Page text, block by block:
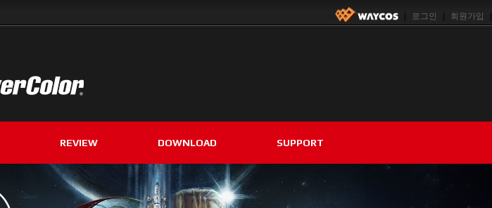
| 로그인 | 회원가입 |
REVIEW DOWNLOAD SUPPORT